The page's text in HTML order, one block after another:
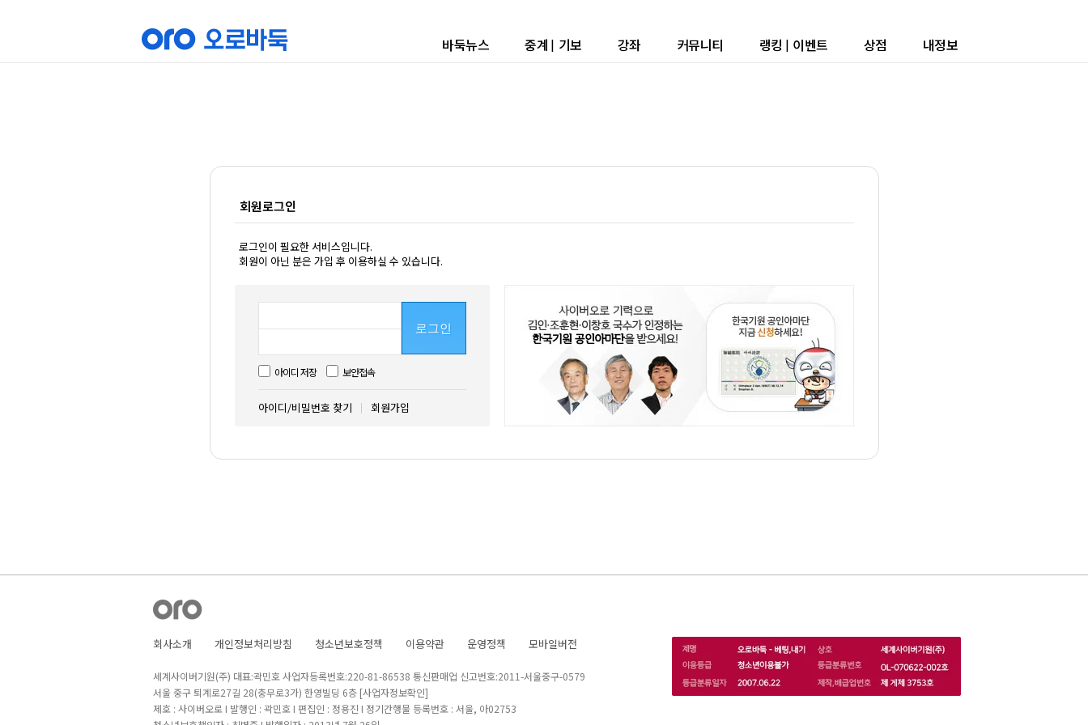
바둑뉴스 중계 | 기보 강좌 커뮤니티 랭킹 | 이벤트 상점 내정보
회원로그인
로그인이 필요한 서비스입니다.
회원이 아닌 분은 가입 후 이용하실 수 있습니다.
로그인
아이디 저장 보안접속
아이디/비밀번호 찾기 회원가입
회사소개 개인정보처리방침 청소년보호정책 이용약관 운영정책 모바일버전
세계사이버기원(주) 대표:곽민호 사업자등록번호:220-81-86538 통신판매업 신고번호:2011-서울중구-0579
서울 중구 퇴계로27길 28(충무로3가) 한영빌딩 6층 [사업자정보확인]
제호 : 사이버오로 I 발행인 : 곽민호 I 편집인 : 정용진 I 정기간행물 등록번호 : 서울, 아02753